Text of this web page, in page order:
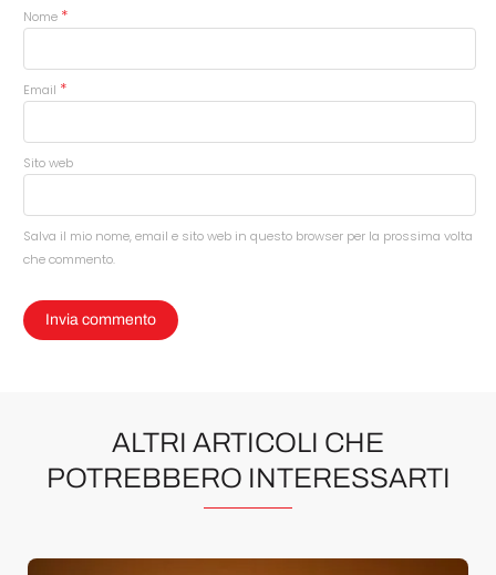
Nome *
Email *
Sito web
Salva il mio nome, email e sito web in questo browser per la prossima volta
che commento.
ALTRI ARTICOLI CHE
POTREBBERO INTERESSARTI